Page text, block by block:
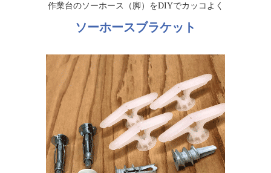
作業台のソーホース（脚）をDIYでカッコよく
ソーホースブラケット